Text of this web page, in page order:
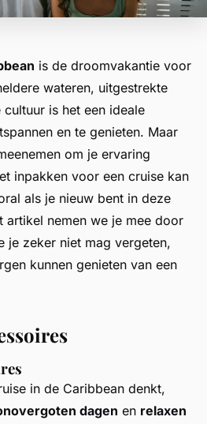
is de droomvakantie voor
wateren, uitgestrekte
is het een ideale
en te genieten. Maar
om je ervaring
inpakken voor een cruise kan
als je nieuw bent in deze
artikel nemen we je mee door
je zeker niet mag vergeten,
kunnen genieten van een
in de Caribbean denkt,
dagen en relaxen